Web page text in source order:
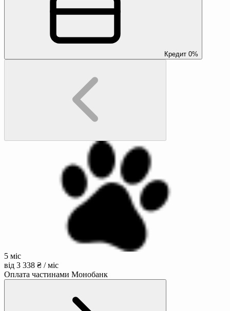
Кредит 0%
5 міс
від 3 338 ₴ / міс
Оплата частинами Монобанк